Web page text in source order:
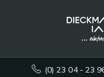
(0) 23 04 - 23